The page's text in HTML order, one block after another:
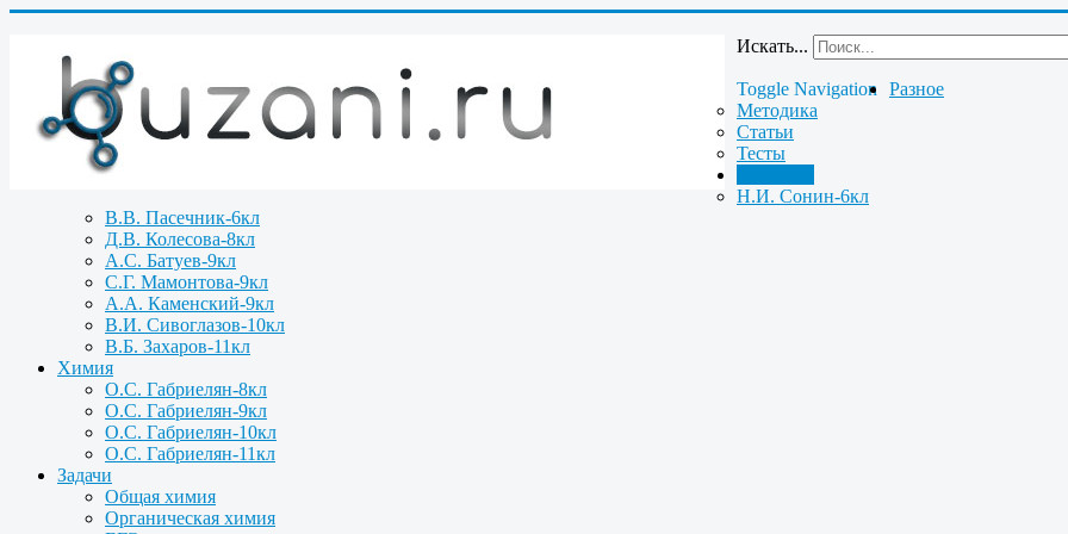
Искать...
Toggle Navigation
Разное
Методика
Статьи
Тесты
Н.И. Сонин-6кл
В.В. Пасечник-6кл
Д.В. Колесова-8кл
А.С. Батуев-9кл
С.Г. Мамонтова-9кл
А.А. Каменский-9кл
В.И. Сивоглазов-10кл
В.Б. Захаров-11кл
Химия
О.С. Габриелян-8кл
О.С. Габриелян-9кл
О.С. Габриелян-10кл
О.С. Габриелян-11кл
Задачи
Общая химия
Органическая химия